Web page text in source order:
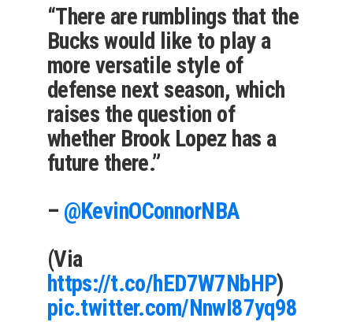
“There are rumblings that the
Bucks would like to play a
more versatile style of
defense next season, which
raises the question of
whether Brook Lopez has a
future there.”
– @KevinOConnorNBA
(Via
https://t.co/hED7W7NbHP)
pic.twitter.com/NnwI87yq98